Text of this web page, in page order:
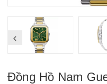
Đồng Hồ Nam